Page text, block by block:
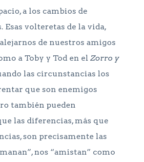
a los cambios de
Esas volteretas de la vida,
de nuestros amigos
a Toby y Tod en el Zorro y
las circunstancias los
que son enemigos
también pueden
las diferencias, más que
son precisamente las
nos “amistan” como